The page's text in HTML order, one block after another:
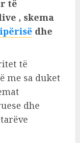
të
, skema
dhe
të
me sa duket
dhe